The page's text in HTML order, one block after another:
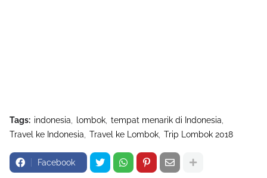
Tags: indonesia lombok tempat menarik di Indonesia
Travel ke Indonesia
Travel ke Lombok Trip Lombok 2018
Facebook